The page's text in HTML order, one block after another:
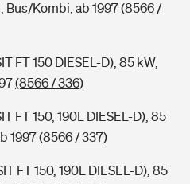
Bus/Kombi, ab 1997(8566 /
FT 150 DIESEL-D), 85 kW,
(8566 / 336)
FT 150, 190L DIESEL-D), 85
1997(8566 / 337)
FT 150, 190L DIESEL-D), 85